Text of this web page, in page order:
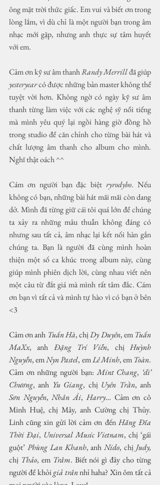
ông mặt trời thức giấc. Em vui và biết ơn trong
lòng lắm, vì dù chỉ là một người bạn trong âm
nhạc mới gặp, nhưng anh thực sự tâm huyết
với em.
Cảm ơn kỹ sư âm thanh Randy Merrill
yesteryear có được những bản master không thể
tuyệt vời hơn. Không ngờ có ngày kỹ sư âm
thanh từng làm việc với các nghệ sỹ nổi tiếng
mà mình yêu quý lại ngồi hàng giờ đồng hồ
trong studio để căn chỉnh cho từng bài hát và
chất lượng âm thanh cho album cho mình.
Nghĩ thật oách ^^
Cám ơn người bạn đặc biệt ryrodybo. Nếu
không có bạn, những bài hát mãi mãi còn dang
dở. Mình đã từng giữ cái tôi quá lớn để chúng
ta xảy ra những mâu thuẫn không đáng có
nhưng sau tất cả, âm nhạc lại kết nối hàn gắn
chúng ta. Bạn là người đã cùng mình hoàn
thiện một số ca khúc trong album này, cùng
giúp mình phiên dịch lời, cùng nhau viết nên
một câu từ đắt giá mà mình rất tâm đắc. Cám
ơn bạn vì tất cả và mình tự hào vì có bạn ở bên
<3
Cảm ơn anh Tuấn Hà, chị Dy Duyên, em Tuấn
MaXx, anh Đặng Trí Viễn, chị Huỳnh
Nguyễn, em Nyn Pastel, em Lê Minh, em Toàn.
Cảm ơn những người bạn: Mint Chang, ‘dì’
Chương, anh Yu Giang, chị Uyên Trần
Sơn Nguyễn, Nhân Ái, Harry… Cảm ơn cô
Minh Huệ, chị Mây, anh Cường chị Thủy.
Linh cũng xin gửi lời cảm ơn đến Hãng Đĩa
Thời Đại, Universal Music Vietnam, chị ‘gái
guột’ Phùng Lan Khanh, anh Nido, chị Judy,
chị Thảo, em Trâm. Biết nói gì đây cho từng
người để khỏi giả trân nhỉ haha? Xin ôm tất cả